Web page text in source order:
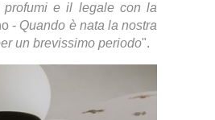
profumi e il legale con la
- Quando è nata la nostra
un brevissimo periodo".